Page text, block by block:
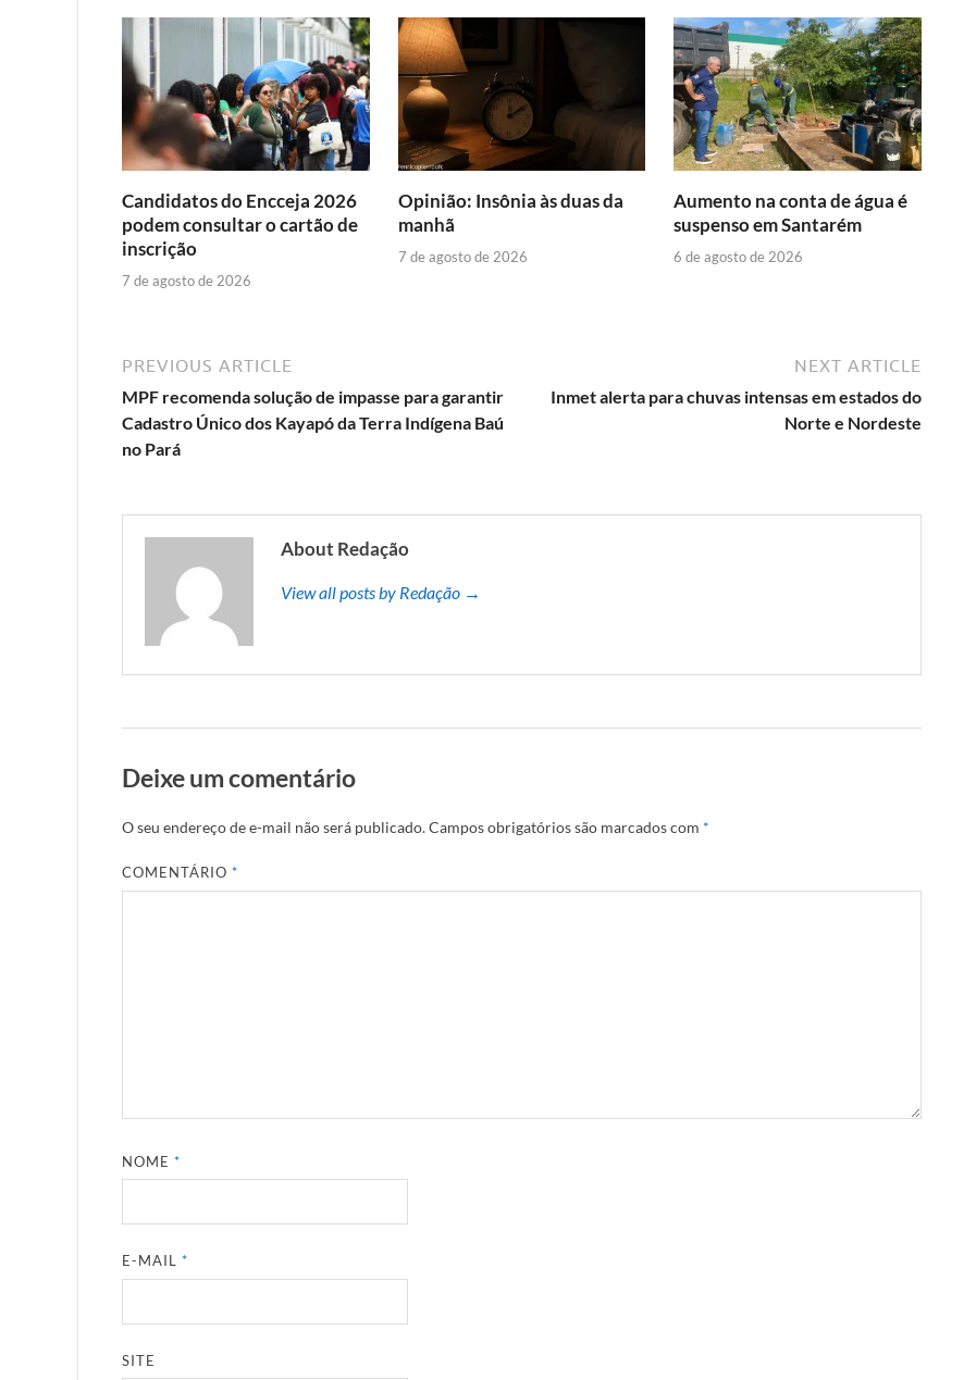
Candidatos do Encceja 2026
podem consultar o cartão de
inscrição
7 de agosto de 2026
Opinião: Insônia às duas da
manhã
7 de agosto de 2026
Aumento na conta de água é
suspenso em Santarém
6 de agosto de 2026
PREVIOUS ARTICLE
MPF recomenda solução de impasse para garantir
Cadastro Único dos Kayapó da Terra Indígena Baú
no Pará
NEXT ARTICLE
Inmet alerta para chuvas intensas em estados do
Norte e Nordeste
About Redação
View all posts by Redação →
Deixe um comentário
O seu endereço de e-mail não será publicado.Campos obrigatórios são marcados com *
COMENTÁRIO*
NOME*
E-MAIL*
SITE